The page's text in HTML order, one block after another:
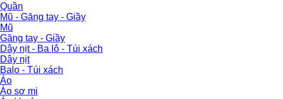
Quần
Mũ - Găng tay - Giầy
Mũ
Găng tay - Giầy
Dây nịt - Ba lô - Túi xách
Dây nịt
Balo - Túi xách
Áo
Áo sơ mi